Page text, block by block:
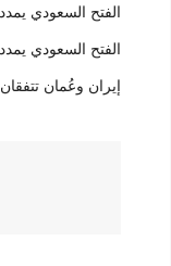
الفتح السعودي
الفتح السعودي
إيران وعُمان